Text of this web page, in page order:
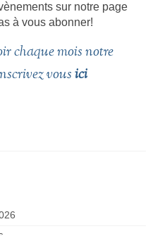
sur notre page
à vous abonner!
chaque mois notre
vousici